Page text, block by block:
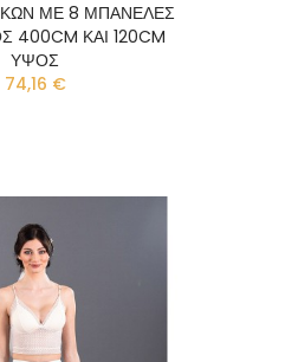
ΜΕ 8 ΜΠΑΝΕΛΕΣ
400CM ΚΑΙ 120CM
ΥΨΟΣ
74,16 €